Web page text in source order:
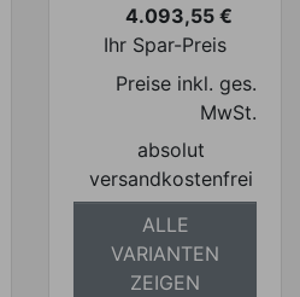
Preis
4.093,55 €
Ihr Spar-Preis
Preise inkl. ges.
MwSt.
absolut
versandkostenfrei
ALLE
VARIANTEN
ZEIGEN